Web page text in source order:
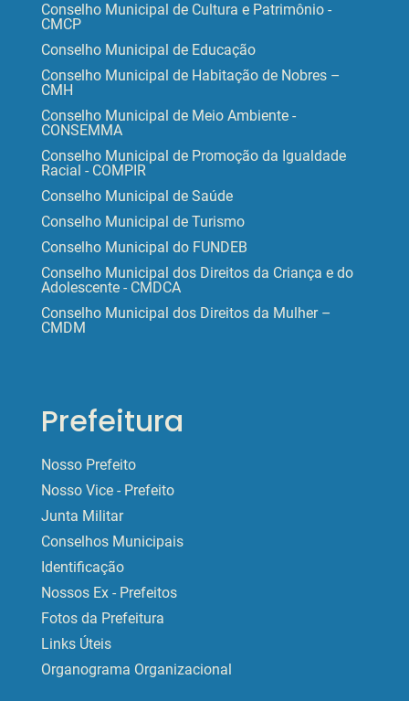
Conselho Municipal de Cultura e Patrimônio -
CMCP
Conselho Municipal de Educação
Conselho Municipal de Habitação de Nobres –
CMH
Conselho Municipal de Meio Ambiente -
CONSEMMA
Conselho Municipal de Promoção da Igualdade
Racial - COMPIR
Conselho Municipal de Saúde
Conselho Municipal de Turismo
Conselho Municipal do FUNDEB
Conselho Municipal dos Direitos da Criança e do
Adolescente - CMDCA
Conselho Municipal dos Direitos da Mulher –
CMDM
Prefeitura
Nosso Prefeito
Nosso Vice - Prefeito
Junta Militar
Conselhos Municipais
Identificação
Nossos Ex - Prefeitos
Fotos da Prefeitura
Links Úteis
Organograma Organizacional